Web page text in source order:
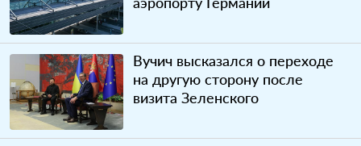
Вучич высказался о переходе
на другую сторону после
визита Зеленского